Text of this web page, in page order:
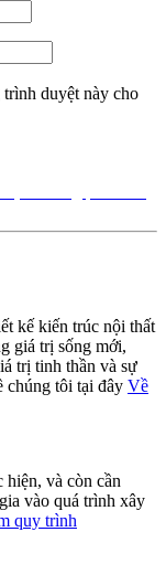
duyệt này cho
kế kiến trúc nội thất
giá trị sống mới,
trị tinh thần và sự
chúng tôi tại đây Về
hiện, và còn cần
vào quá trình xây
quy trình